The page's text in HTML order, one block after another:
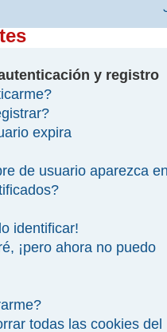
y registro
expira
de usuario aparezca en
identificar!
¡pero ahora no puedo
todas las cookies del